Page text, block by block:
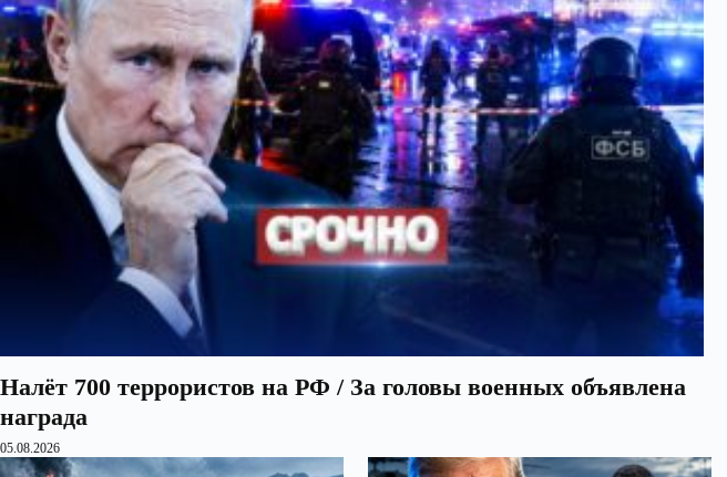
Налёт 700 террористов на РФ / За головы военных объявлена
награда
05.08.2026